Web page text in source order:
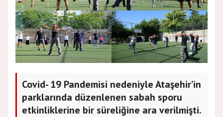
Covid- 19 Pandemisi nedeniyle Ataşehir’in
parklarında düzenlenen sabah sporu
etkinliklerine bir süreliğine ara verilmişti.